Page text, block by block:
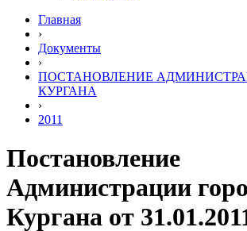
Главная
›
Документы
›
ПОСТАНОВЛЕНИЕ
КУРГАНА
›
2011
Постановление
Администрации
Кургана от